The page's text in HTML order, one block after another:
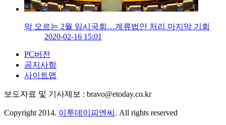
막 오르는 2월 임시국회…계류법안 처리 마지막 기회
2020-02-16 15:01
PC버전
공지사항
사이트맵
보도자료 및 기사제보 : bravo@etoday.co.kr
Copyright 2014. 이투데이피엔씨 . All rights reserved